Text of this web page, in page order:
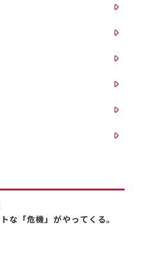
な「危機」がやってくる。